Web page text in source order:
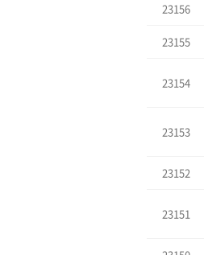
23156
23155
23154
23153
23152
23151